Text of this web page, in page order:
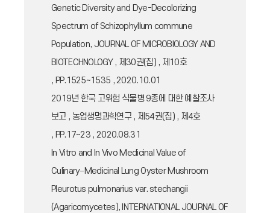
Genetic Diversity and Dye-Decolorizing
Spectrum of Schizophyllum commune
Population, JOURNAL OF MICROBIOLOGY AND
BIOTECHNOLOGY , 제30권(집) , 제10호
, PP.1525~1535 , 2020.10.01
2019년 한국 고위험 식물병 9종에 대한 예찰조사
보고 , 농업생명과학연구 , 제54권(집) , 제4호
, PP.17~23 , 2020.08.31
In Vitro and In Vivo Medicinal Value of
Culinary−Medicinal Lung Oyster Mushroom
Pleurotus pulmonarius var. stechangii
(Agaricomycetes), INTERNATIONAL JOURNAL OF